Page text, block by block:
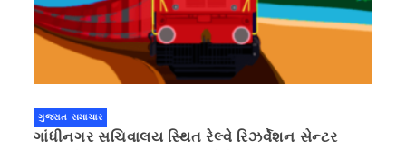
ગુજરાત સમાચાર
ગાંધીનગર સચિવાલય સ્થિત રેલ્વે રિઝર્વેશન સેન્ટર